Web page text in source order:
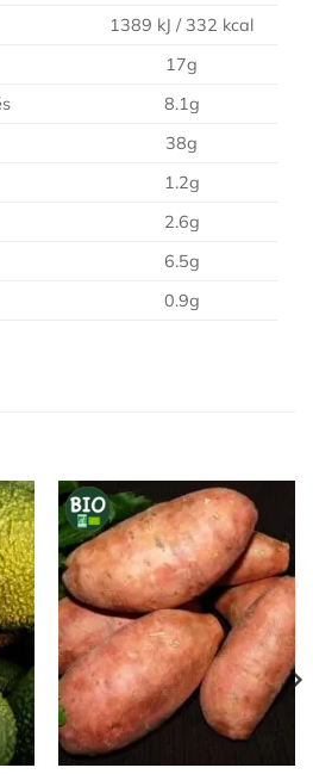
1389 kJ / 332 kcal
17g
8.1g
38g
1.2g
2.6g
6.5g
0.9g